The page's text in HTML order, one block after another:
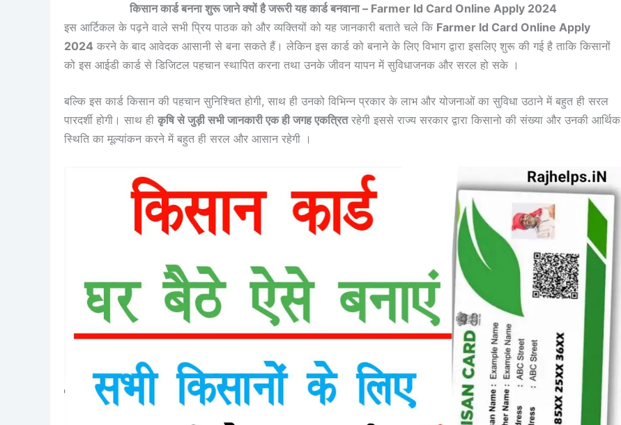
किसान कार्ड बनना शुरू जाने क्यों है जरूरी यह कार्ड बनवाना – Farmer Id Card Online Apply 2024
इस आर्टिकल के पढ़ने वाले सभी प्रिय पाठक को और व्यक्तियों को यह जानकारी बताते चले कि Farmer Id Card Online Apply
2024 करने के बाद आवेदक आसानी से बना सकते हैं। लेकिन इस कार्ड को बनाने के लिए विभाग द्वारा इसलिए शुरू की गई है ताकि किसानों
को इस आईडी कार्ड से डिजिटल पहचान स्थापित करना तथा उनके जीवन यापन में सुविधाजनक और सरल हो सके ।
बल्कि इस कार्ड किसान की पहचान सुनिश्चित होगी, साथ ही उनको विभिन्न प्रकार के लाभ और योजनाओं का सुविधा उठाने में बहुत ही सरल
पारदर्शी होगी। साथ ही कृषि से जुड़ी सभी जानकारी एक ही जगह एकत्रितरहेगी इससे राज्य सरकार द्वारा किसानो की संख्या और उनकी आर्थिक
स्थिति का मूल्यांकन करने में बहुत ही सरल और आसान रहेगी ।